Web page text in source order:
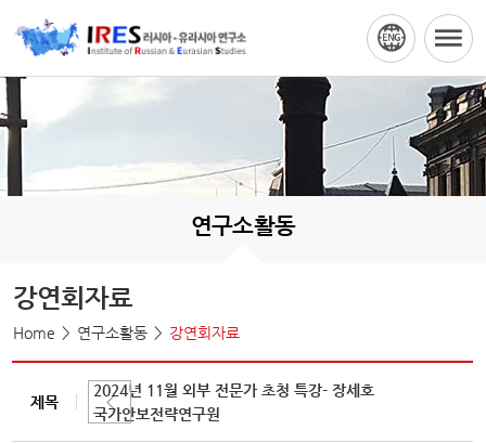
연구소활동
강연회자료
Home 연구소활동 강연회자료
제목
2024년 11월 외부 전문가 초청 특강- 장세호
국가안보전략연구원